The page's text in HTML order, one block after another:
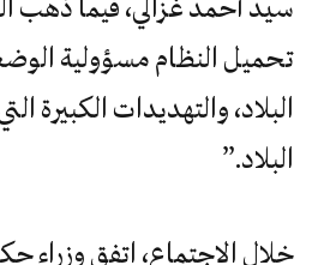
‬البلاد‮”‬‭.‬
خلال الاجتماع، اتفق وزراء